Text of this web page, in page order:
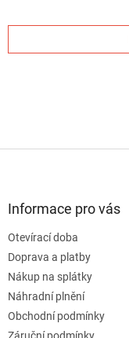
5
Informace pro vás
Otevírací doba
Doprava a platby
Nákup na splátky
Náhradní plnění
Obchodní podmínky